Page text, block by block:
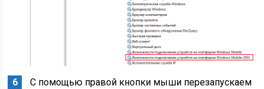
С помощью правой кнопки мыши перезапускаем